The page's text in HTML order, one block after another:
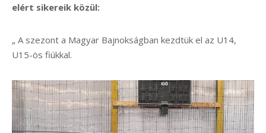
elért sikereik közül:
„ A szezont a Magyar Bajnokságban kezdtük el az U14,
U15-ös fiúkkal.